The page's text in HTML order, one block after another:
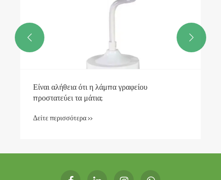
Είναι αλήθεια ότι η λάμπα γραφείου
προστατεύει τα μάτια;
Δείτε περισσότερα >>
 